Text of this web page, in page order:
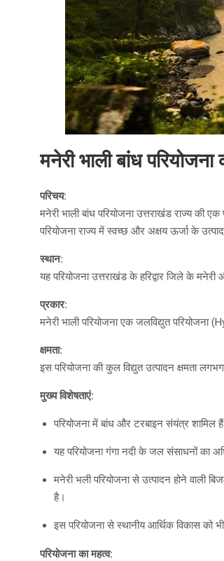
मनेरी भाली बांध परियोजना
परिचय:
मनेरी भाली बांध परियोजना उत्तराखंड राज्य की
परियोजना राज्य में स्वच्छ और अक्षय ऊर्जा के
स्थान:
यह परियोजना उत्तराखंड के हरिद्वार जिले के
प्रकार:
मनेरी भाली परियोजना एक जलविद्युत
क्षमता:
इस परियोजना की कुल विद्युत उत्पादन क्षमता
मुख्य विशेषताएं:
परियोजना में बांध और टरबाइन संयंत्र शामिल
यह परियोजना गंगा नदी के जल संसाधनों का
मनेरी भली परियोजना से उत्पादन होने वाली
है।
इस परियोजना से स्थानीय आर्थिक विकास को भी
परियोजना का महत्व: